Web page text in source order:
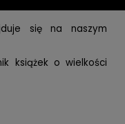
się na naszym
książek o wielkości